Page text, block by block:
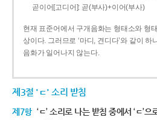
곧이어[고디어]: 곧(부사)+이어(부사)
현재 표준어에서 구개음화는 형태소와 형
상이다. 그러므로 ‘마디, 견디다’와 같이 하
음화가 일어나지 않는다.
제3절 'ㄷ' 소리 받침
제7항 ‘ㄷ’ 소리로 나는 받침 중에서 ‘ㄷ’